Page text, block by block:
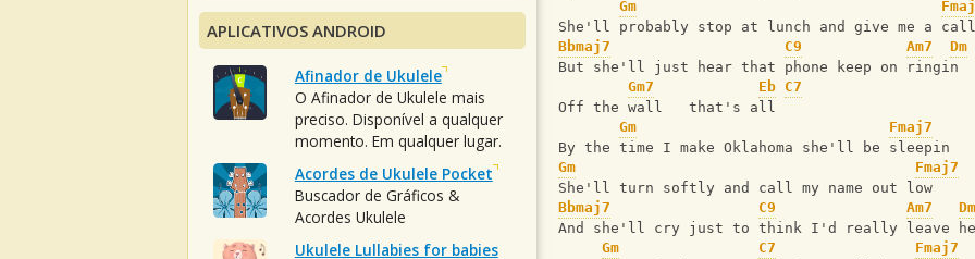
Gm
She'll probably stop at lunch and give me a
Bbmaj7
C9 Am7
Dm
But she'll just hear that phone keep on ringin
Gm7
Eb C7
Off the wall   that's all
Gm
Fmaj7
By the time I make Oklahoma she'll be sleepin
Gm
Fmaj7
She'll turn softly and call my name out low
Bbmaj7
C9 Am7
Dm
And she'll cry just to think I'd really leave
Gm
C7
Fmaj7
APLICATIVOS ANDROID
Afinador de Ukulele
O Afinador de Ukulele mais
preciso. Disponível a qualquer
momento. Em qualquer lugar.
Acordes de Ukulele Pocket
Buscador de Gráficos &
Acordes Ukulele
Ukulele Lullabies for babies